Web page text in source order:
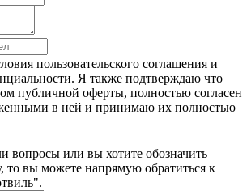
пользовательского соглашения и
Я также подтверждаю что
публичной оферты, полностью согласен
в ней и принимаю их полностью
вопросы или вы хотите обозначить
то вы можете напрямую обратиться к